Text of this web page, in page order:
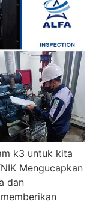
k3 untuk kita
Mengucapkan
dan